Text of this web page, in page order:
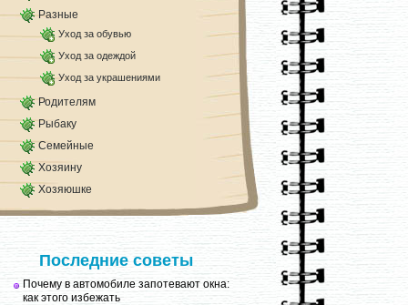
Разные
Уход за обувью
Уход за одеждой
Уход за украшениями
Родителям
Рыбаку
Семейные
Хозяину
Хозяюшке
Последние советы
Почему в автомобиле запотевают окна:
как этого избежать